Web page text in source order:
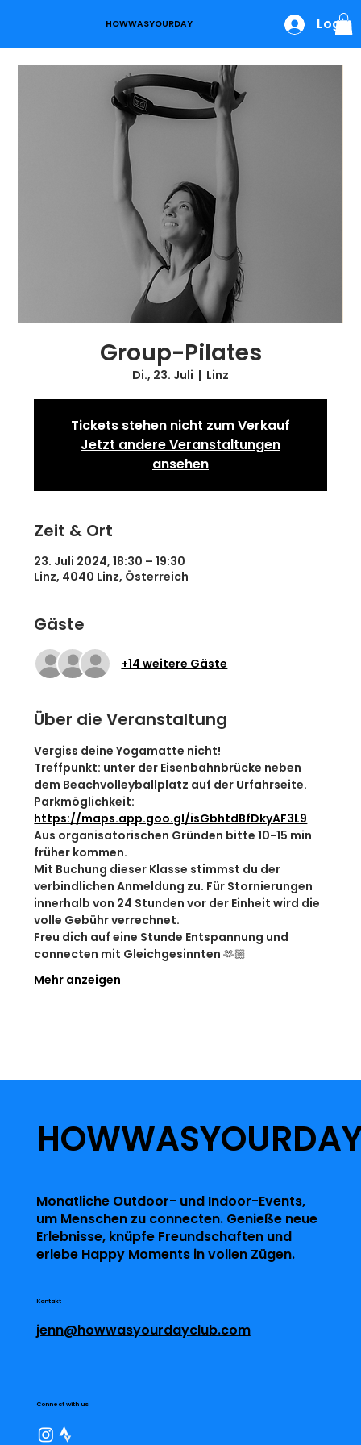
HOWWASYOURDAY Login
Group-Pilates
Di., 23. Juli
  |
Linz
Tickets stehen nicht zum Verkauf
Jetzt andere Veranstaltungen
ansehen
Zeit & Ort
23. Juli 2024, 18:30 – 19:30
Linz, 4040 Linz, Österreich
Gäste
+14 weitere Gäste
Über die Veranstaltung
Vergiss deine Yogamatte nicht!
Treffpunkt: unter der Eisenbahnbrücke neben
dem Beachvolleyballplatz auf der Urfahrseite.
Parkmöglichkeit:
https://maps.app.goo.gl/isGbhtdBfDkyAF3L9
Aus organisatorischen Gründen bitte 10-15 min
früher kommen.
​​Mit Buchung dieser Klasse stimmst du der
verbindlichen Anmeldung zu. Für Stornierungen
innerhalb von 24 Stunden vor der Einheit wird die
volle Gebühr verrechnet.
Freu dich auf eine Stunde Entspannung und
connecten mit Gleichgesinnten 🫶🏼
Mehr anzeigen
Monatliche Outdoor- und Indoor-Events,
um Menschen zu connecten. Genieße neue
Erlebnisse, knüpfe Freundschaften und
erlebe Happy Moments in vollen Zügen.
Connect with us
Kontakt
jenn@howwasyourdayclub.com